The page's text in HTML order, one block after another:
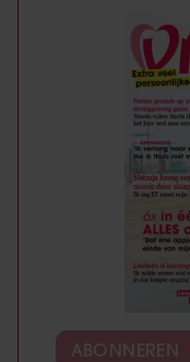
ABONNEREN